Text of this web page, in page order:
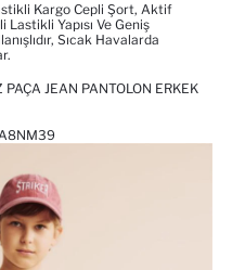
Kargo Cepli Şort, Aktif
Yapısı Ve Geniş
Sıcak Havalarda
JEAN PANTOLON ERKEK